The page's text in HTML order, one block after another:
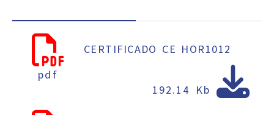
pdf
CERTIFICADO CE HOR1012
192.14 Kb